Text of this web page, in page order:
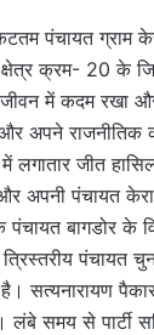
पंचायत ग्राम
क्षेत्र क्रम- 20 के
में कदम रखा
अपने
लगातार जीत
अपनी पंचायत
बागडोर के
पंचायत
सत्यनारायण
लंबे समय से पार्टी